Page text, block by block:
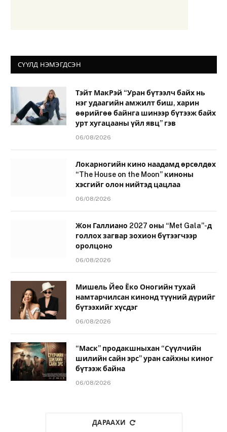
СҮҮЛД НЭМЭГДСЭН
Тэйт МакРэй “Уран бүтээлч байх нь
нэг удаагийн амжилт биш, харин
өөрийгөө байнга шинээр бүтээж байх
урт хугацааны үйл явц” гэв
06/08/2026
Локарногийн кино наадамд өрсөлдөх
“The House on the Moon” киноны
хэсгийг олон нийтэд цацлаа
06/08/2026
Жон Галлиано 2027 оны “Met Gala”-д
голлох загвар зохион бүтээгчээр
оролцоно
06/08/2026
Мишель Йео Ёко Оногийн тухай
намтарчилсан кинонд түүний дүрийг
бүтээхийг хүсдэг
06/08/2026
“Маск” продакшныхан “Сүүлчийн
шилийн сайн эрс” уран сайхны киног
бүтээж байна
06/08/2026
ДАРААХИ